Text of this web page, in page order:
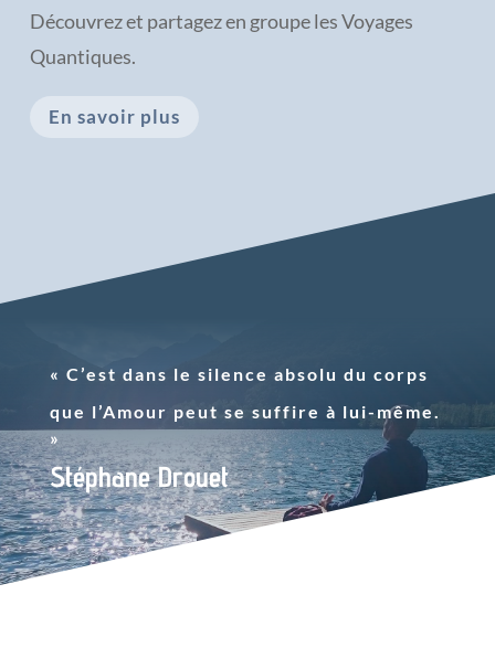
Découvrez et partagez en groupe les Voyages
Quantiques.
En savoir plus
« C’est dans le silence absolu du corps
que l’Amour peut se suffire à lui-même.
»
Stéphane Drouet